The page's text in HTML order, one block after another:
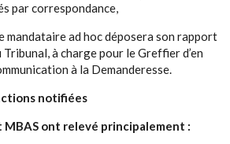
par correspondance,
mandataire ad hoc déposera son rapport
à charge pour le Greffier d’en
à la Demanderesse.
notifiées
MBAS ont relevé principalement :